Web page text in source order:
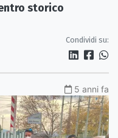
storico
Condividi su:
5 anni fa